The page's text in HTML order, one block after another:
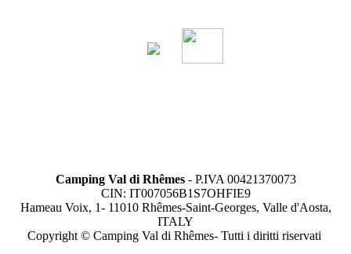
Camping Val di Rhêmes- P.IVA 00421370073
CIN: IT007056B1S7OHFIE9
Hameau Voix, 1- 11010 Rhêmes-Saint-Georges, Valle d'Aosta,
ITALY
Copyright © Camping Val di Rhêmes- Tutti i diritti riservati